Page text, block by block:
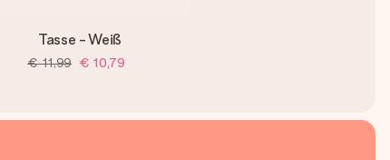
Tasse - Weiß
€ 11,99 € 10,79